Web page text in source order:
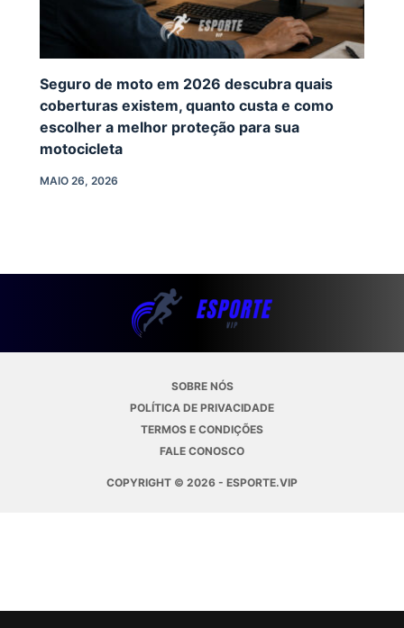
Seguro de moto em 2026 descubra quais
coberturas existem, quanto custa e como
escolher a melhor proteção para sua
motocicleta
MAIO 26, 2026
SOBRE NÓS
POLÍTICA DE PRIVACIDADE
TERMOS E CONDIÇÕES
FALE CONOSCO
COPYRIGHT © 2026 - ESPORTE.VIP